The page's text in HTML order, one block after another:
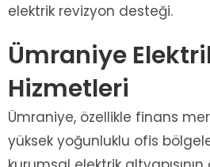
elektrik revizyon desteği.
Ümraniye
Hizmetleri
Ümraniye, özellikle finans
yüksek yoğunluklu ofis